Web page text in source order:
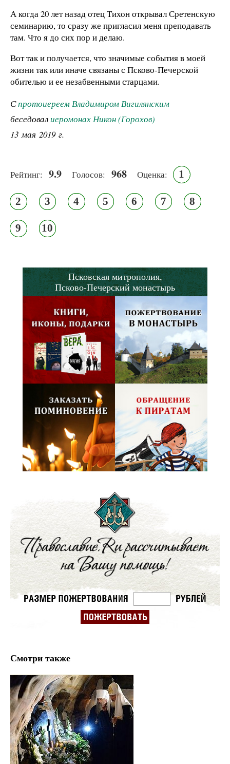
А когда 20 лет назад отец Тихон открывал Сретенскую
семинарию, то сразу же пригласил меня преподавать
там. Что я до сих пор и делаю.
Вот так и получается, что значимые события в моей
жизни так или иначе связаны с Псково-Печерской
обителью и ее незабвенными старцами.
Спротоиереем Владимиром Вигилянским
беседовалиеромонах Никон (Горохов)
13 мая 2019 г.
Рейтинг: 9.9 Голосов: 968 Оценка: 1
2 3 4 5 6 7 8
9 10
Псковская митрополия,
Псково-Печерский монастырь
Смотри также